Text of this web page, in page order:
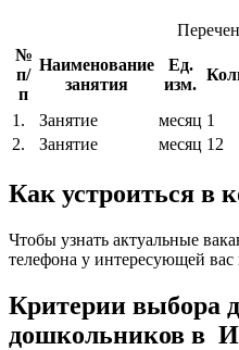
№
п/
п
Наименование
занятия
Ед.
изм.
1.
Занятие месяц 1
2.
Занятие месяц 12
Как устроиться в
Чтобы узнать актуальные
телефона у интересующей
Критерии выбора
дошкольников в